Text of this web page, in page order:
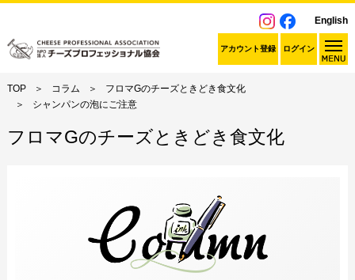
English
アカウント登録 ログイン
TOP コラム
フロマGのチーズときどき食文化
シャンパンの泡にご注意
フロマGのチーズときどき食文化